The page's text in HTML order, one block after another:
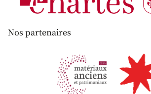
Nos partenaires